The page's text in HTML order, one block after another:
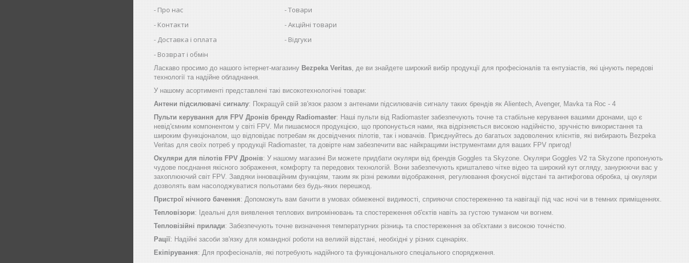
Про нас
Контакти
Доставка і оплата
Возврат і обмін
Товари
Акційні товари
Відгуки
Ласкаво просимо до нашого інтернет-магазину Bezpeka Veritas, де ви знайдете широкий вибір продукції для професіоналів та ентузіастів, які цінують передові
технології та надійне обладнання.
У нашому асортименті представлені такі високотехнологічні товари:
Антени підсилювачі сигналу: Покращуй свій зв'язок разом з антенами підсилювачів сигналу таких брендів як Alientech, Avenger, Mavka та Roc - 4
Пульти керування для FPV Дронів бренду Radiomaster: Наші пульти від Radiomaster забезпечують точне та стабільне керування вашими дронами, що є
невід'ємним компонентом у світі FPV. Ми пишаємося продукцією, що пропонується нами, яка відрізняється високою надійністю, зручністю використання та
широким функціоналом, що відповідає потребам як досвідчених пілотів, так і новачків. Приєднуйтесь до багатьох задоволених клієнтів, які вибирають Bezpeka
Veritas для своїх потреб у продукції Radiomaster, та довірте нам забезпечити вас найкращими інструментами для ваших FPV пригод!
Окуляри для пілотів FPV Дронів: У нашому магазині Ви можете придбати окуляри від брендів Goggles та Skyzone. Окуляри Goggles V2 та Skyzone пропонують
чудове поєднання якісного зображення, комфорту та передових технологій. Вони забезпечують кришталево чітке відео та широкий кут огляду, занурюючи вас у
захоплюючий світ FPV. Завдяки інноваційним функціям, таким як різні режими відображення, регулювання фокусної відстані та антифогова обробка, ці окуляри
дозволять вам насолоджуватися польотами без будь-яких перешкод.
Пристрої нічного бачення: Допоможуть вам бачити в умовах обмеженої видимості, сприяючи спостереженню та навігації під час ночі чи в темних приміщеннях.
Тепловізори: Ідеальні для виявлення теплових випромінювань та спостереження об'єктів навіть за густою туманом чи вогнем.
Тепловізійні прилади: Забезпечують точне визначення температурних різниць та спостереження за об'єктами з високою точністю.
Рації: Надійні засоби зв'язку для командної роботи на великій відстані, необхідні у різних сценаріях.
Екіпірування: Для професіоналів, які потребують надійного та функціонального спеціального спорядження.